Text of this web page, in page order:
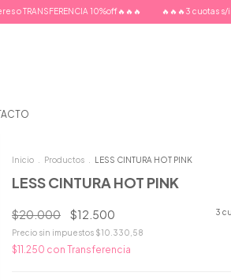
10%off🔥🔥🔥 🔥🔥🔥3 cuotas s/interes o
Inicio Productos LESS CINTURA HOT PINK
LESS CINTURA HOT PINK
$20.000 $12.500 3
Precio sin impuestos $10.330,58
$11.250 con Transferencia